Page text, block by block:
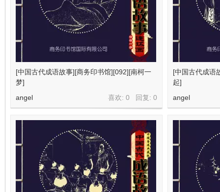
[中国古代成语故事][商务印书馆][092][南柯一
梦]
喜欢: 0 回复: 0
angel
[中国古代成语
起]
angel